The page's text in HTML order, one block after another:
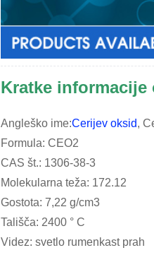
Kratke informacije
Angleško ime:Cerijev oksid,
Formula: CEO2
CAS št.: 1306-38-3
Molekularna teža: 172.12
Gostota: 7,22 g/cm3
Tališča: 2400 ° C
Videz: svetlo rumenkast prah